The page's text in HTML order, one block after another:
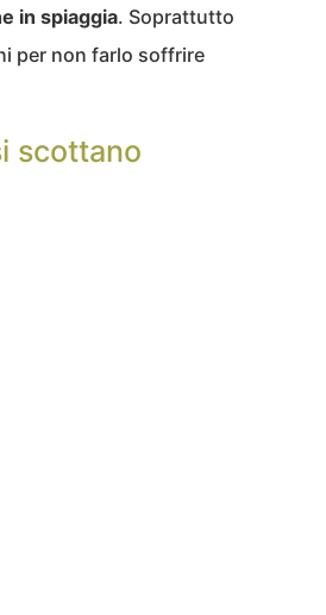
in spiaggia. Soprattutto
per non farlo soffrire
scottano